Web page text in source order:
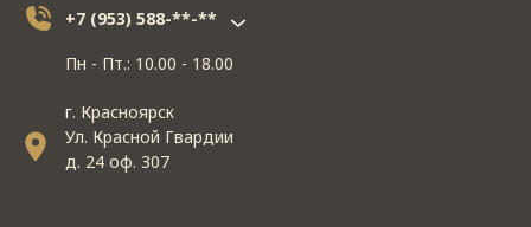
+7 (953) 588-**-**
Пн - Пт.: 10.00 - 18.00
г. Красноярск
Ул. Красной Гвардии
д. 24 оф. 307